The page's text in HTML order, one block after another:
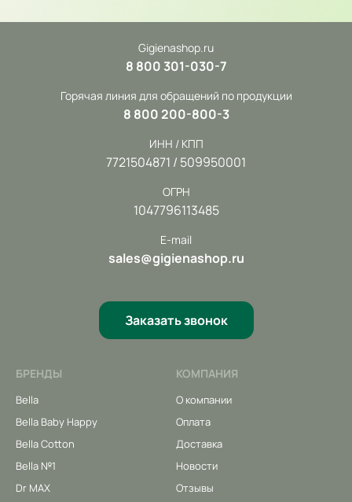
Gigienashop.ru
8 800 301-030-7
Горячая линия для обращений по продукции
8 800 200-800-3
ИНН / КПП
7721504871 / 509950001
ОГРН
1047796113485
E-mail
sales@gigienashop.ru
Заказать звонок
БРЕНДЫ
Bella
Bella Baby Happy
Bella Cotton
Bella №1
Dr MAX
КОМПАНИЯ
О компании
Оплата
Доставка
Новости
Отзывы